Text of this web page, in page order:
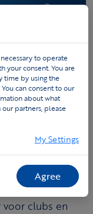
& HELP OFFERTE
rond de
in Leuven en
voor clubs en
to operate
your consent. You are
time by using the
can consent to our
about what
partners, please
My Settings
Agree